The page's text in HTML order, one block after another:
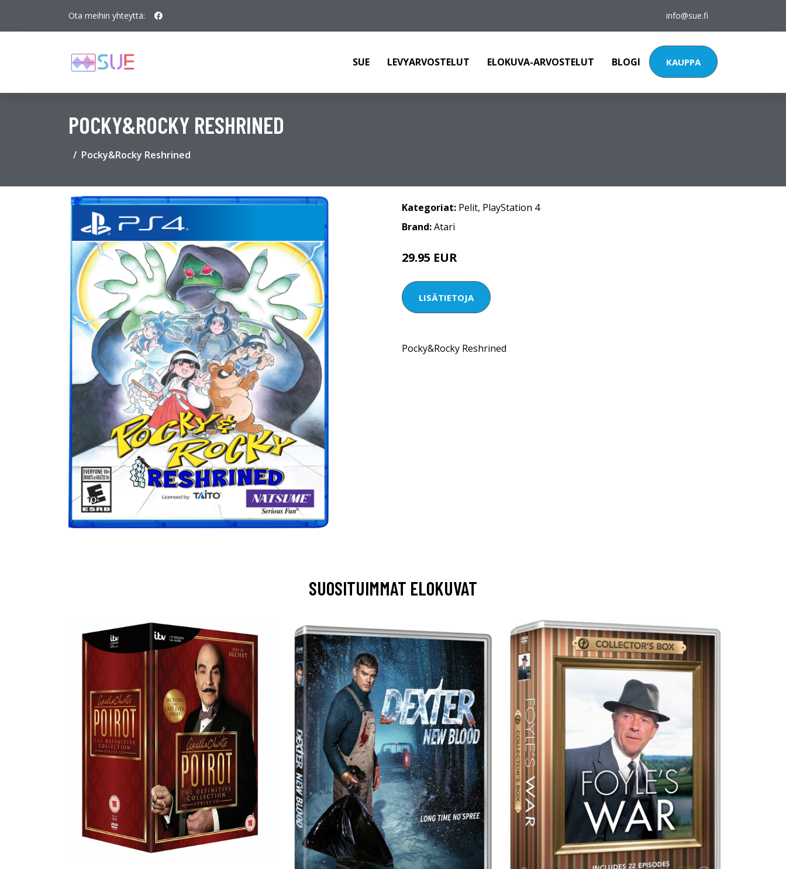
Ota meihin yhteyttä: info@sue.fi
SUE LEVYARVOSTELUT ELOKUVA-ARVOSTELUT BLOGI KAUPPA
POCKY&ROCKY RESHRINED
Pocky&Rocky Reshrined
Kategoriat: Pelit, PlayStation 4
Brand:Atari
29.95 EUR
LISÄTIETOJA
Pocky&Rocky Reshrined
SUOSITUIMMAT ELOKUVAT